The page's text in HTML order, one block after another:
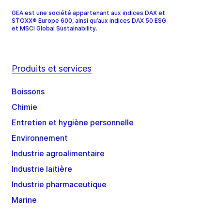
GEA est une société appartenant aux indices DAX et
STOXX® Europe 600, ainsi qu’aux indices DAX 50 ESG
et MSCI Global Sustainability.
Produits et services
Boissons
Chimie
Entretien et hygiène personnelle
Environnement
Industrie agroalimentaire
Industrie laitière
Industrie pharmaceutique
Marine